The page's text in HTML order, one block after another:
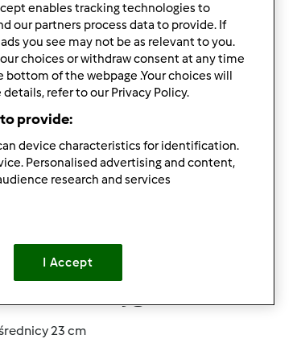
porcja/porcje/porcji
6porcja/porcje/porcji
Poziom
23 cm
enables tracking technologies to
our partners process data to provide. If
you see may not be as relevant to you.
choices or withdraw consent at any time
of the webpage .Your choices will
refer to our Privacy Policy.
provide:
device characteristics for identification.
Personalised advertising and content,
research and services
I Accept